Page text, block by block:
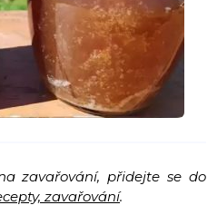
zavařování, přidejte se do
zavařování.